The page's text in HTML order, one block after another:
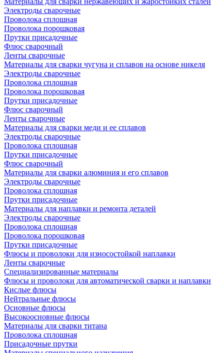
Электроды сварочные
Проволока сплошная
Проволока порошковая
Прутки присадочные
Флюс сварочный
Ленты сварочные
Материалы для сварки чугуна и сплавов на основе никеля
Электроды сварочные
Проволока сплошная
Проволока порошковая
Прутки присадочные
Флюс сварочный
Ленты сварочные
Материалы для сварки меди и ее сплавов
Электроды сварочные
Проволока сплошная
Прутки присадочные
Флюс сварочный
Материалы для сварки алюминия и его сплавов
Электроды сварочные
Проволока сплошная
Прутки присадочные
Материалы для наплавки и ремонта деталей
Электроды сварочные
Проволока сплошная
Проволока порошковая
Прутки присадочные
Флюсы и проволоки для износостойкой наплавки
Ленты сварочные
Специализированные материалы
Флюсы и проволоки для автоматической сварки и наплавки
Кислые флюсы
Нейтральные флюсы
Основные флюсы
Высокоосновные флюсы
Материалы для сварки титана
Проволока сплошная
Присадочные прутки